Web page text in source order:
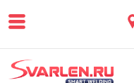
более 3
поставки в
дня.